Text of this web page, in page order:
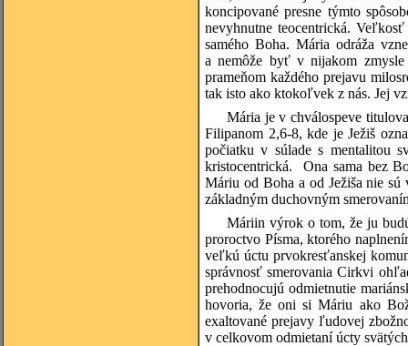
koncipované presne týmto
nevyhnutne teocentrická.
samého Boha. Mária odráža
a nemôže byť v nijakom
prameňom každého prejavu
tak isto ako ktokoľvek z nás. Jej
Mária je v chválospeve
Filipanom 2,6-8, kde je Ježiš
počiatku v súlade s mentalitou
kristocentrická. Ona sama bez
Máriu od Boha a od Ježiša nie
základným duchovným
Máriin výrok o tom, že ju
proroctvo Písma, ktorého
veľkú úctu prvokresťanskej
správnosť smerovania Cirkvi
prehodnocujú odmietnutie
hovoria, že oni si Máriu ako
exaltované prejavy ľudovej
v celkovom odmietaní úcty